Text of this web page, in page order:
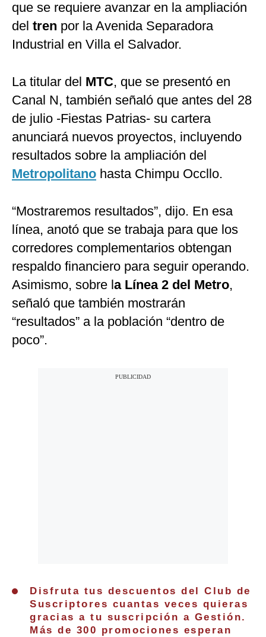
que se requiere avanzar en la ampliación
del tren por la Avenida Separadora
Industrial en Villa el Salvador.
La titular del MTC, que se presentó en
Canal N, también señaló que antes del 28
de julio -Fiestas Patrias- su cartera
anunciará nuevos proyectos, incluyendo
resultados sobre la ampliación del
Metropolitano hasta Chimpu Occllo.
“Mostraremos resultados”, dijo. En esa
línea, anotó que se trabaja para que los
corredores complementarios obtengan
respaldo financiero para seguir operando.
Asimismo, sobre la Línea 2 del Metro,
señaló que también mostrarán
“resultados” a la población “dentro de
poco”.
Disfruta tus descuentos del Club de
Suscriptores cuantas veces quieras
gracias a tu suscripción a Gestión.
Más de 300 promociones esperan